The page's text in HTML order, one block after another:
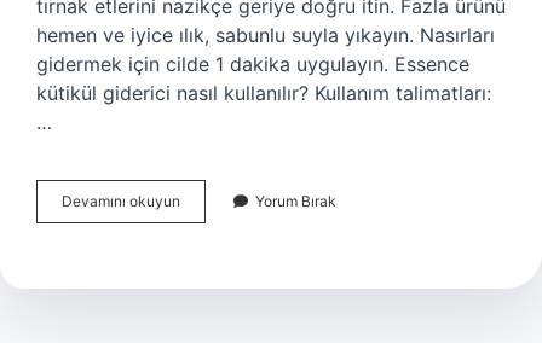
tırnak etlerini nazikçe geriye doğru itin. Fazla ürünü
hemen ve iyice ılık, sabunlu suyla yıkayın. Nasırları
gidermek için cilde 1 dakika uygulayın. Essence
kütikül giderici nasıl kullanılır? Kullanım talimatları:
…
Devamını okuyun
Giderici
Yorum Bırak